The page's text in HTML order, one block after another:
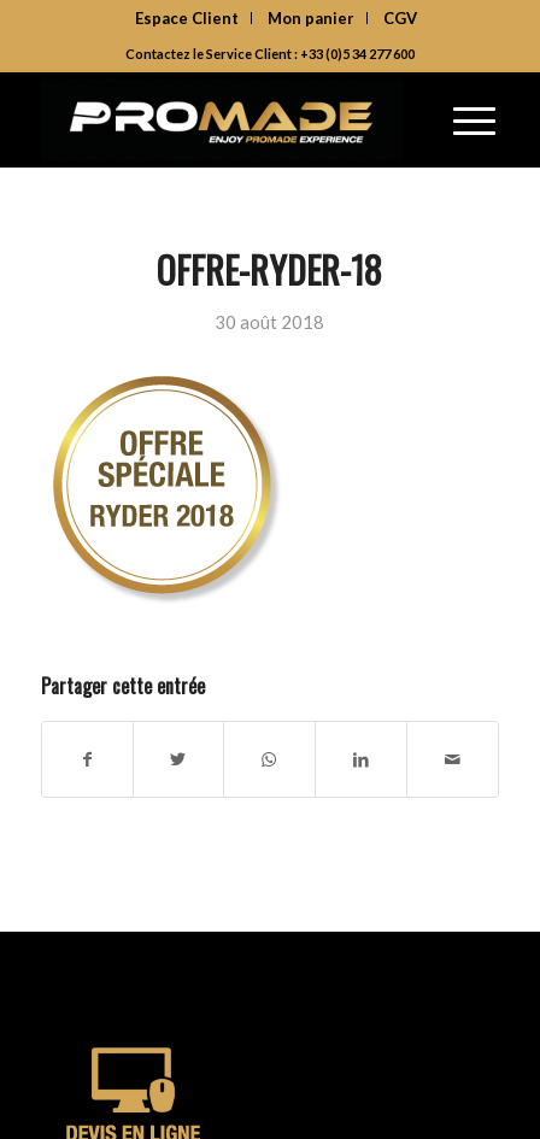
Espace Client Mon panier CGV
Contactez le Service Client : +33 (0)5 34 277 600
OFFRE-RYDER-18
30 août 2018
Partager cette entrée